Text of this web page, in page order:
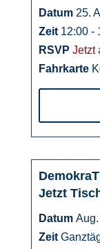
Datum 25.
Zeit 12:00 -
RSVP Jetzt
Fahrkarte
31
Jetzt
Datum
Zeit